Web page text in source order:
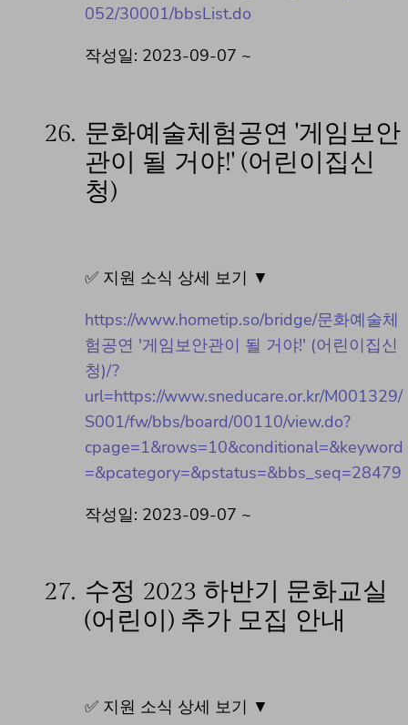
052/30001/bbsList.do
작성일: 2023-09-07 ~
26. 문화예술체험공연 '게임보안
관이 될 거야!' (어린이집신
청)
✅ 지원 소식 상세 보기 ▼
https://www.hometip.so/bridge/문화예술체
험공연 '게임보안관이 될 거야!' (어린이집신
청)/?
url=https://www.sneducare.or.kr/M001329/
S001/fw/bbs/board/00110/view.do?
cpage=1&rows=10&conditional=&keyword
=&pcategory=&pstatus=&bbs_seq=28479
작성일: 2023-09-07 ~
27. 수정 2023 하반기 문화교실
(어린이) 추가 모집 안내
✅ 지원 소식 상세 보기 ▼